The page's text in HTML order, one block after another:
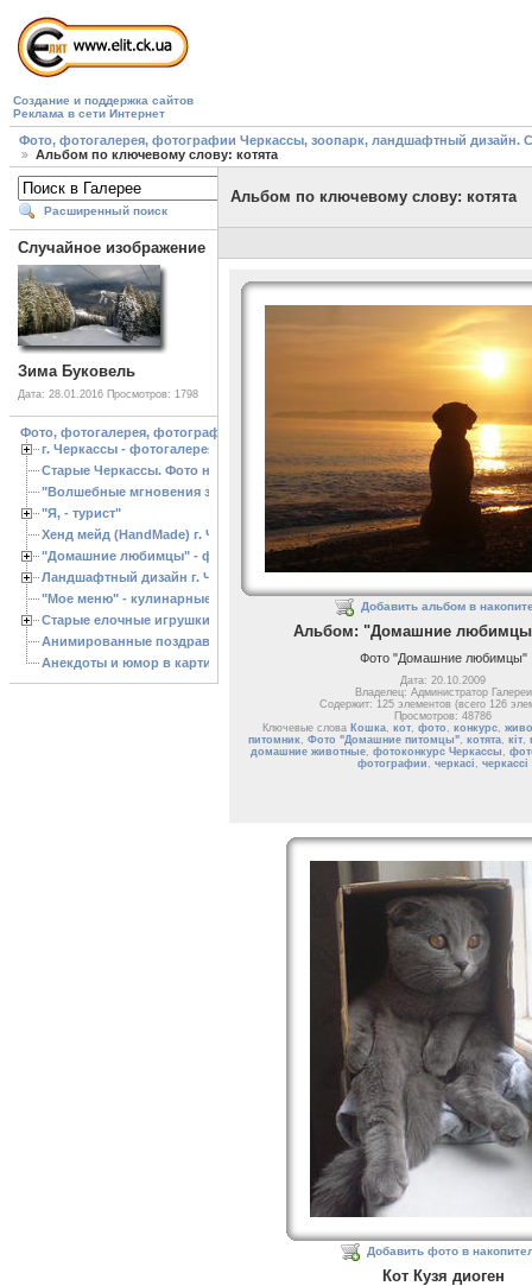
Создание и поддержка сайтов
Реклама в сети Интернет
Фото, фотогалерея, фотографии Черкассы, зоопарк, ландшафтный дизайн.
Альбом по ключевому слову: котята
Расширенный поиск
Случайное изображение
Зима Буковель
Дата: 28.01.2016 Просмотров: 1798
Фото, фотогалерея, фотографии Черкассы, зоопарк, ландшафтный дизайн.
г. Черкассы - фотогалерея
Старые Черкассы. Фото начало ХХ ст.
"Волшебные мгновения зимы"
"Я, - турист"
Хенд мейд (HandMade) г. Черкассы, - изделия ручной работы
"Домашние любимцы" - фото
Ландшафтный дизайн г. Черкассы
"Мое меню" - кулинарные рецепты
Старые елочные игрушки
Анимированные поздравления с Новым 2013 годом
Анекдоты и юмор в картинках
Альбом по ключевому слову: котята
Добавить альбом в
Альбом: "Домашние
Фото "Домашние любимцы"
Дата: 20.10.2009
Владелец: Администратор Галереи
Содержит: 125 элементов (всего 126
Просмотров: 48786
Ключевые слова Кошка, кот, фото , конкурс,
питомник, Фото "Домашние питомцы", котята, кіт,
домашние животные, фотоконкурс Черкассы ,
фотографии , черкасі , черкассі
Добавить фото в
Кот Кузя диоген